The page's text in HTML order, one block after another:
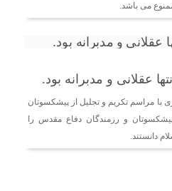
می باشد.
عقلانی‌ و مدبرانه‌ بود.
با مراسم تکریم و تجلیل از پیشکسوتان
و رزمندگان دفاع مقدس را
دانستند.